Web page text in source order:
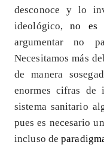
desconoce y lo
ideológico,no es
argumentar no
Necesitamos más
de manera
enormes cifras de
sistema sanitario
pues es necesario
incluso de